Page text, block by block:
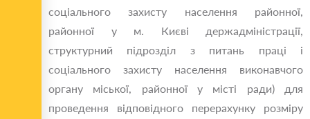
соціального захисту населення районної,
районної у м. Києві держадміністрації,
структурний підрозділ з питань праці і
соціального захисту населення виконавчого
органу міської, районної у місті ради) для
проведення відповідного перерахунку розміру